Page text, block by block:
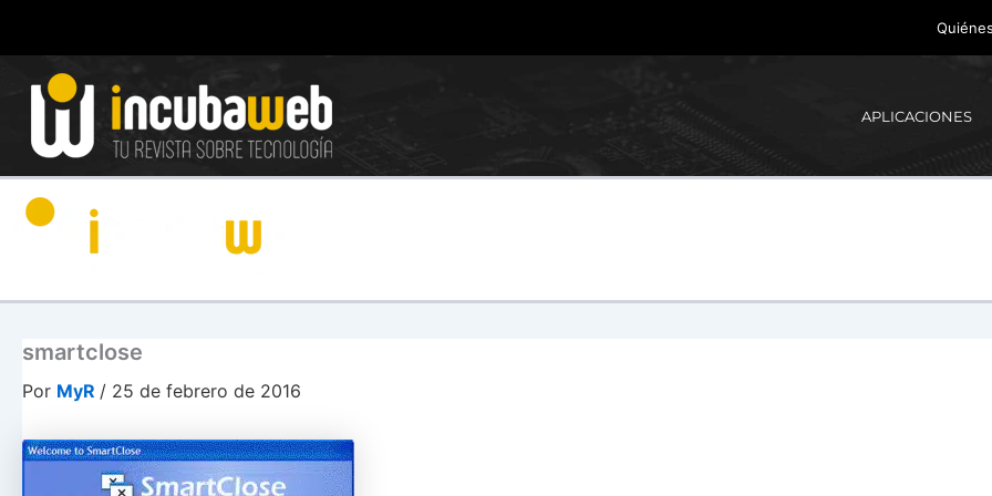
contenido
APLICACIONES
smartclose
Por MyR / 25 de febrero de 2016